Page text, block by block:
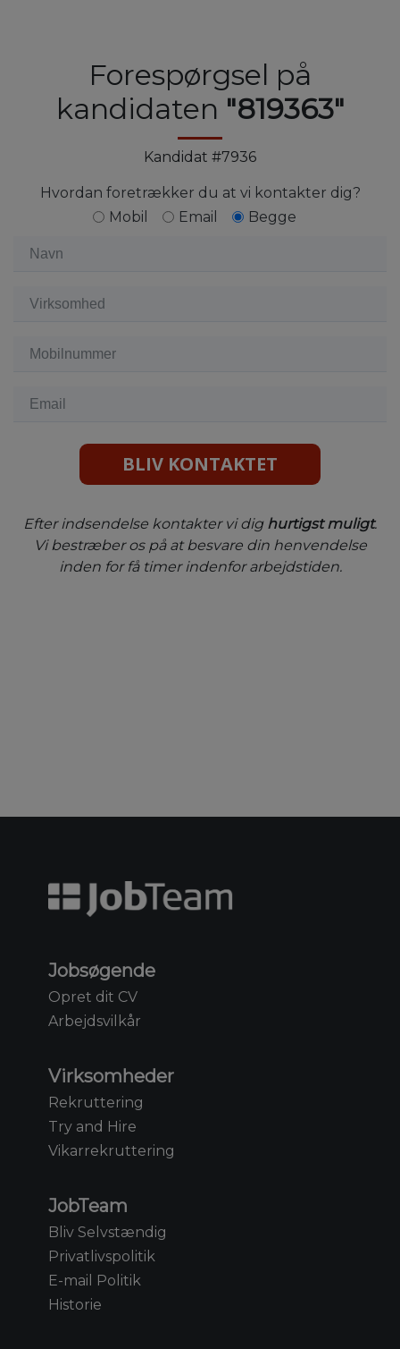
Forespørgsel på
kandidaten "819363"
Kandidat #7936
Hvordan foretrækker du at vi kontakter dig?
Mobil
Email Begge
BLIV KONTAKTET
Efter indsendelse kontakter vi dig hurtigst muligt.
Vi bestræber os på at besvare din henvendelse
inden for få timer indenfor arbejdstiden.
Jobsøgende
Opret dit CV
Arbejdsvilkår
Virksomheder
Rekruttering
Try and Hire
Vikarrekruttering
JobTeam
Bliv Selvstændig
Privatlivspolitik
E-mail Politik
Historie